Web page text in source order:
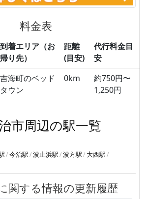
料金表
到着エリア（お
帰り先）
距離
(目安)
代行料金目
安
吉海町のベッド
タウン
0km
約750円〜
1,250円
市周辺の駅一覧
今治駅 波止浜駅 波方駅
大西駅
関する情報の更新履歴